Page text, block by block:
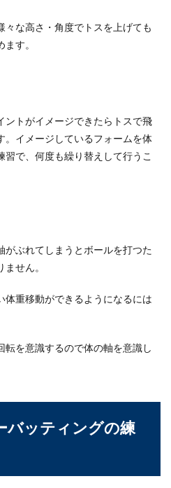
な高さ・角度でトスを上げても
す。
ントがイメージできたらトスで飛
。イメージしているフォームを体
で、何度も繰り替えして行うこ
がぶれてしまうとボールを打つた
せん。
体重移動ができるようになるには
を意識するので体の軸を意識し
バッティングの練